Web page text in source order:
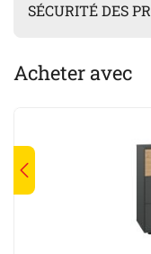
SÉCURITÉ DES
Acheter avec